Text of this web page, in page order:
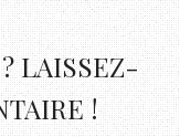
LAISSEZ-
!